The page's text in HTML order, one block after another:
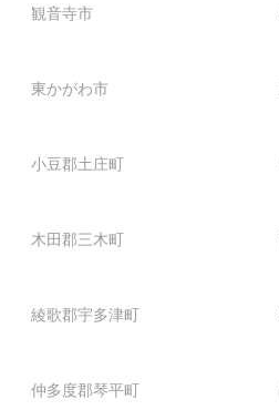
観音寺市
東かがわ市
小豆郡土庄町
木田郡三木町
綾歌郡宇多津町
仲多度郡琴平町